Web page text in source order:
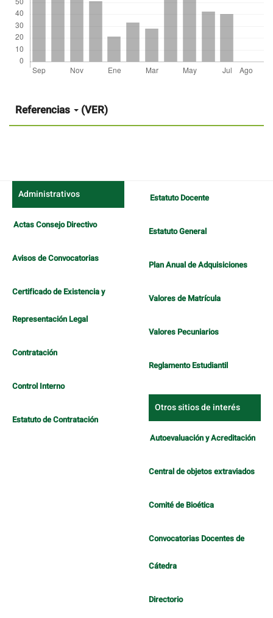
artículo
Referencias (VER)
Administrativos
Actas Consejo Directivo
Avisos de Convocatorias
Certificado de Existencia y
Representación Legal
Contratación
Control Interno
Estatuto de Contratación
Estatuto Docente
Estatuto General
Plan Anual de Adquisiciones
Valores de Matrícula
Valores Pecuniarios
Reglamento Estudiantil
Otros sitios de interés
Autoevaluación y Acreditación
Central de objetos extraviados
Comité de Bioética
Convocatorias Docentes de
Cátedra
Directorio